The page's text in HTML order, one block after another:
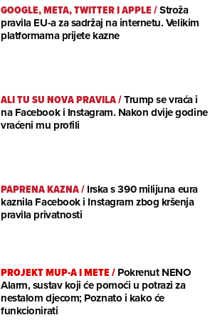
GOOGLE, META, TWITTER I APPLE/Stroža
pravila EU-a za sadržaj na internetu. Velikim
platformama prijete kazne
ALI TU SU NOVA PRAVILA/Trump se vraća i
na Facebook i Instagram. Nakon dvije godine
vraćeni mu profili
PAPRENA KAZNA/Irska s 390 milijuna eura
kaznila Facebook i Instagram zbog kršenja
pravila privatnosti
PROJEKT MUP-A I METE/Pokrenut NENO
Alarm, sustav koji će pomoći u potrazi za
nestalom djecom; Poznato i kako će
funkcionirati